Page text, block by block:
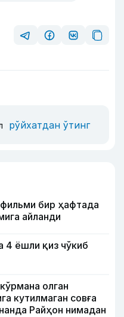
рўйхатдан ўтинг
бир ҳафтада
айланди
4 ёшли қиз чўкиб
олган
кутилмаган совға
Райҳон нимадан